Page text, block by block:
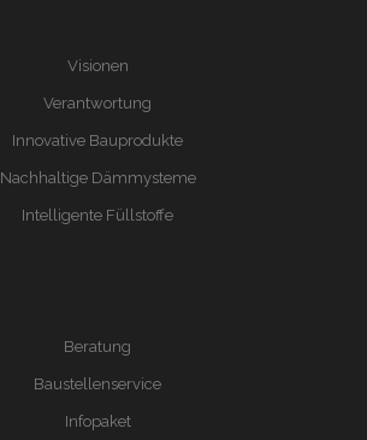
Visionen
Verantwortung
Innovative Bauprodukte
Nachhaltige Dämmysteme
Intelligente Füllstoffe
Beratung
Baustellenservice
Infopaket